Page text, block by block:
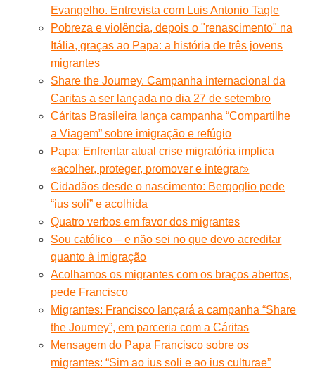
Evangelho. Entrevista com Luis Antonio Tagle
Pobreza e violência, depois o "renascimento" na
Itália, graças ao Papa: a história de três jovens
migrantes
Share the Journey. Campanha internacional da
Caritas a ser lançada no dia 27 de setembro
Cáritas Brasileira lança campanha “Compartilhe
a Viagem” sobre imigração e refúgio
Papa: Enfrentar atual crise migratória implica
«acolher, proteger, promover e integrar»
Cidadãos desde o nascimento: Bergoglio pede
“ius soli” e acolhida
Quatro verbos em favor dos migrantes
Sou católico – e não sei no que devo acreditar
quanto à imigração
Acolhamos os migrantes com os braços abertos,
pede Francisco
Migrantes: Francisco lançará a campanha “Share
the Journey”, em parceria com a Cáritas
Mensagem do Papa Francisco sobre os
migrantes: “Sim ao ius soli e ao ius culturae”